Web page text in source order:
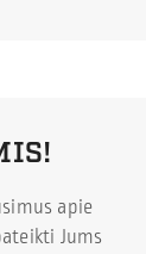
apie
Jums